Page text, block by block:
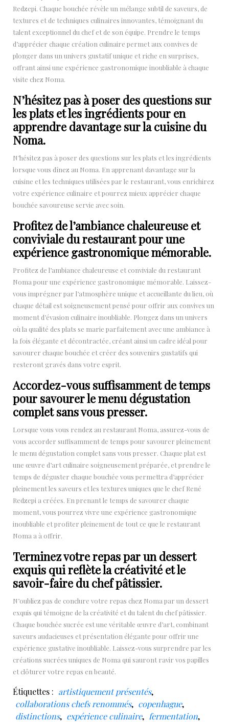
Redzepi. Chaque bouchée révèle un mélange subtil de saveurs, de
textures et de techniques culinaires innovantes, témoignant du
talent exceptionnel du chef et de son équipe. Prendre le temps
d’apprécier chaque création culinaire permet aux convives de
plonger dans un univers gustatif unique et riche en surprises,
offrant ainsi une expérience gastronomique inoubliable à chaque
visite chez Noma.
N’hésitez pas à poser des questions sur
les plats et les ingrédients pour en
apprendre davantage sur la cuisine du
Noma.
N’hésitez pas à poser des questions sur les plats et les ingrédients
lorsque vous dînez au Noma. En apprenant davantage sur la
cuisine et les techniques utilisées par le restaurant, vous enrichirez
votre expérience culinaire et pourrez mieux apprécier chaque
bouchée savoureuse servie avec soin.
Profitez de l’ambiance chaleureuse et
conviviale du restaurant pour une
expérience gastronomique mémorable.
Profitez de l’ambiance chaleureuse et conviviale du restaurant
Noma pour une expérience gastronomique mémorable. Laissez-
vous imprégner par l’atmosphère unique et accueillante du lieu, où
chaque détail est soigneusement pensé pour offrir aux convives un
moment d’évasion culinaire inoubliable. Plongez dans un univers
où la qualité des plats se marie parfaitement avec une ambiance à
la fois élégante et décontractée, créant ainsi un cadre idéal pour
savourer chaque bouchée et créer des souvenirs gustatifs qui
resteront gravés dans votre esprit.
Accordez-vous suffisamment de temps
pour savourer le menu dégustation
complet sans vous presser.
Lorsque vous vous rendez au restaurant Noma, assurez-vous de
vous accorder suffisamment de temps pour savourer pleinement
le menu dégustation complet sans vous presser. Chaque plat est
une œuvre d’art culinaire soigneusement préparée, et prendre le
temps de déguster chaque bouchée vous permettra d’apprécier
pleinement les saveurs et les textures uniques que le chef René
Redzepi a créées. En prenant le temps de savourer chaque
moment, vous pourrez vivre une expérience gastronomique
inoubliable et profiter pleinement de tout ce que le restaurant
Noma a à offrir.
Terminez votre repas par un dessert
exquis qui reflète la créativité et le
savoir-faire du chef pâtissier.
N’oubliez pas de conclure votre repas chez Noma par un dessert
exquis qui témoigne de la créativité et du talent du chef pâtissier.
Chaque bouchée sucrée est une véritable œuvre d’art, combinant
saveurs audacieuses et présentation élégante pour offrir une
expérience gustative inoubliable. Laissez-vous surprendre par les
créations sucrées uniques de Noma qui sauront ravir vos papilles
et clôturer votre repas en beauté.
Étiquettes : artistiquement présentés,
collaborations chefs renommés, copenhague,
distinctions, expérience culinaire, fermentation,